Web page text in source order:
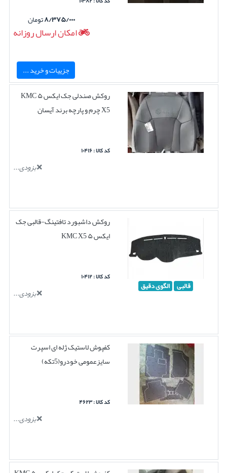
۸/۳۷۵/۰۰۰تومان
امکان ارسال روزانه
جزییات و خرید ...
روکش صندلی جک ایکس ۵ KMC
X5 چرم و پارچه برند آیسان
کد کالا : ۱۰۴۱۶
بزودی...
قالبی الگوی دقیق
روکش داشبورد تافتینگ-قالبی جک
ایکس ۵ KMC X5
کد کالا : ۱۰۴۱۲
بزودی...
کفپوش لاستیک ژله ای اسپرت
سایزعمومی خودرو(5تکه)
کد کالا : ۴۶۲۳
بزودی...